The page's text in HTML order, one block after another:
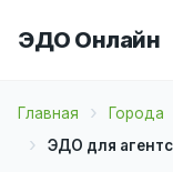
ЭДО Онлайн
Главная Города
ЭДО для